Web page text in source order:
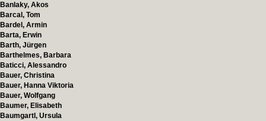
Banlaky, Akos
Barcal, Tom
Bardel, Armin
Barta, Erwin
Barth, Jürgen
Barthelmes, Barbara
Baticci, Alessandro
Bauer, Christina
Bauer, Hanna Viktoria
Bauer, Wolfgang
Baumer, Elisabeth
Baumgartl, Ursula